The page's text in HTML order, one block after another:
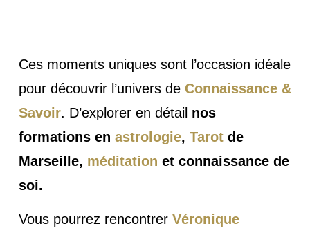
Ces moments uniques sont l’occasion idéale
pour découvrir l’univers de Connaissance &
Savoir. D’explorer en détail nos
formations en astrologie, Tarot de
Marseille, méditation et connaissance de
soi.
Vous pourrez rencontrer Véronique